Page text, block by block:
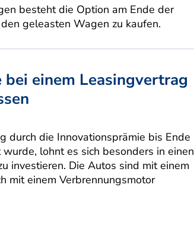
besteht die Option am Ende der
geleasten Wagen zu kaufen.
bei einem Leasingvertrag
durch die Innovationsprämie bis Ende
lohnt es sich besonders in einen
investieren. Die Autos sind mit einem
mit einem Verbrennungsmotor